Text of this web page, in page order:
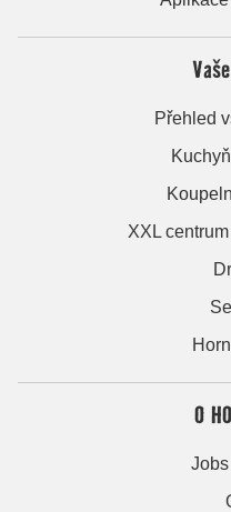
Přehled
XXL
O